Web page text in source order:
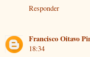
Responder
Francisco Oitavo
18:34